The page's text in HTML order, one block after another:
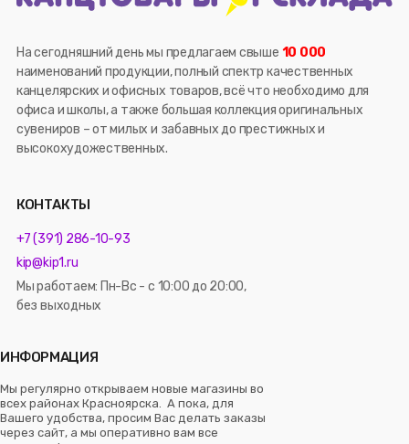
На сегодняшний день мы предлагаем свыше 10 000
наименований продукции, полный спектр качественных
канцелярских и офисных товаров, всё что необходимо для
офиса и школы, а также большая коллекция оригинальных
сувениров – от милых и забавных до престижных и
высокохудожественных.
КОНТАКТЫ
+7 (391) 286-10-93
kip@kip1.ru
Мы работаем: Пн-Вс - с 10:00 до 20:00,
без выходных
ИНФОРМАЦИЯ
Мы регулярно открываем новые магазины во
всех районах Красноярска. А пока, для
Вашего удобства, просим Вас делать заказы
через сайт, а мы оперативно вам все